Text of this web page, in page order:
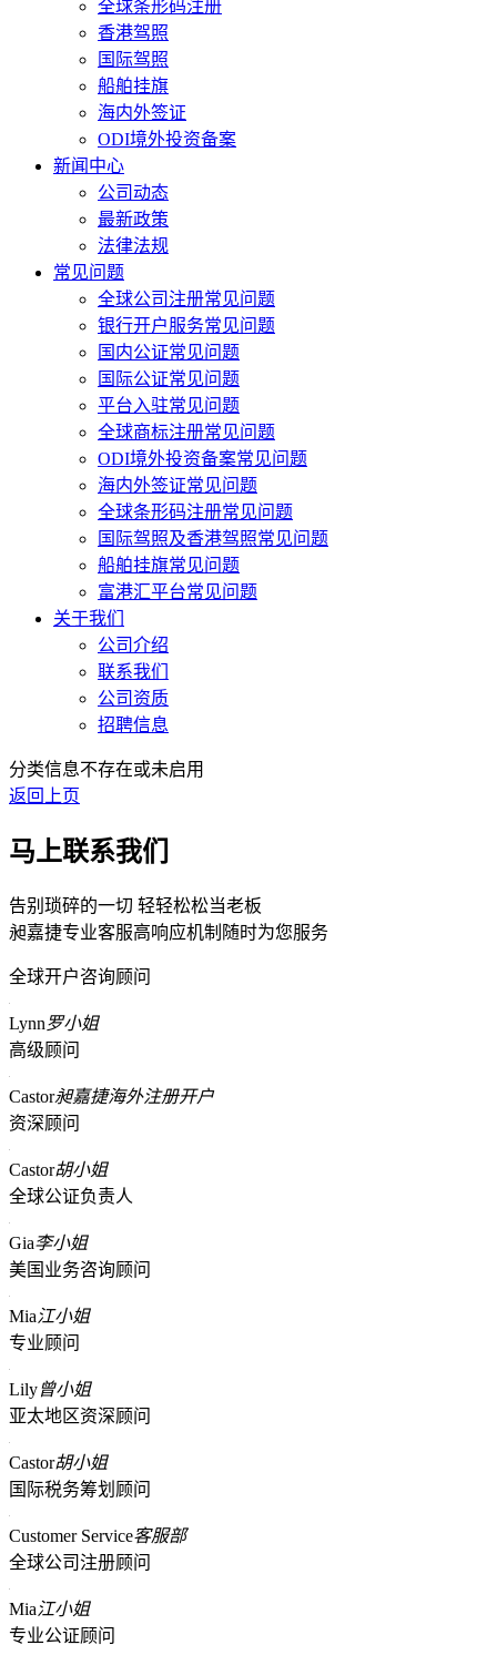
全球条形码注册
香港驾照
国际驾照
船舶挂旗
海内外签证
ODI境外投资备案
新闻中心
公司动态
最新政策
法律法规
常见问题
全球公司注册常见问题
银行开户服务常见问题
国内公证常见问题
国际公证常见问题
平台入驻常见问题
全球商标注册常见问题
ODI境外投资备案常见问题
海内外签证常见问题
全球条形码注册常见问题
国际驾照及香港驾照常见问题
船舶挂旗常见问题
富港汇平台常见问题
关于我们
公司介绍
联系我们
公司资质
招聘信息
分类信息不存在或未启用
返回上页
马上联系我们
告别琐碎的一切 轻轻松松当老板
昶嘉捷专业客服高响应机制随时为您服务
全球开户咨询顾问
Lynn罗小姐
高级顾问
Castor昶嘉捷海外注册开户
资深顾问
Castor胡小姐
全球公证负责人
Gia李小姐
美国业务咨询顾问
Mia江小姐
专业顾问
Lily曾小姐
亚太地区资深顾问
Castor胡小姐
国际税务筹划顾问
Customer Service客服部
全球公司注册顾问
Mia江小姐
专业公证顾问